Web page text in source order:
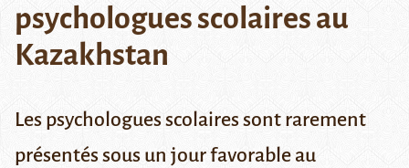
psychologues scolaires au
Kazakhstan
Les psychologues scolaires sont rarement
présentés sous un jour favorable au